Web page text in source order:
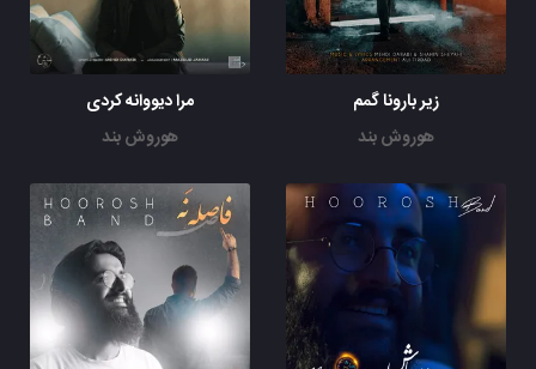
زیر بارونا گمم
هوروش بند
مرا دیووانه کردی
هوروش بند